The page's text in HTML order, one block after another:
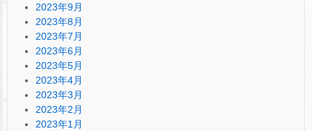
2023年9月
2023年8月
2023年7月
2023年6月
2023年5月
2023年4月
2023年3月
2023年2月
2023年1月